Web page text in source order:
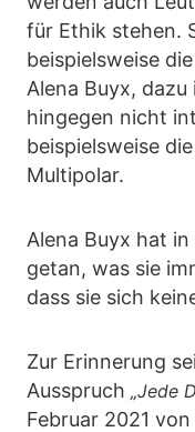
für Ethik stehen.
beispielsweise
Alena Buyx,
hingegen nicht
beispielsweise
Multipolar.
Alena Buyx hat in
getan, was sie
dass sie sich
Zur Erinnerung
Ausspruch „Jede
Februar 2021